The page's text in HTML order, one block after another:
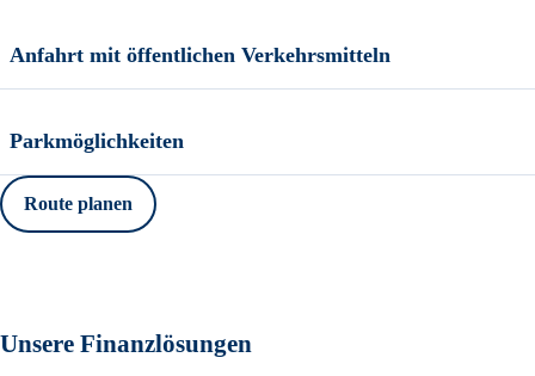
Anfahrt mit öffentlichen Verkehrsmitteln
Parkmöglichkeiten
Route planen
Unsere Finanzlösungen